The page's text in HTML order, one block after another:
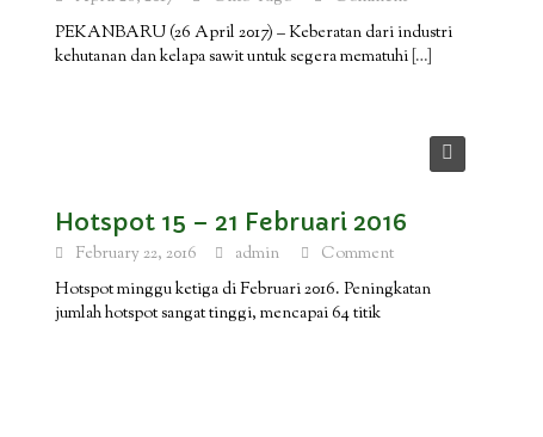
PEKANBARU (26 April 2017) – Keberatan dari industri
kehutanan dan kelapa sawit untuk segera mematuhi […]
Hotspot 15 – 21 Februari 2016
February 22, 2016 admin
Comment
Hotspot minggu ketiga di Februari 2016. Peningkatan
jumlah hotspot sangat tinggi, mencapai 64 titik